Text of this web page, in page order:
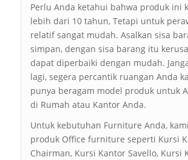
Perlu Anda ketahui bahwa produk ini
lebih dari 10 tahun, Tetapi untuk
relatif sangat mudah. Asalkan sisa
simpan, dengan sisa barang itu
dapat diperbaiki dengan mudah.
lagi, segera percantik ruangan Anda
punya beragam model produk untuk
di Rumah atau Kantor Anda.
Untuk kebutuhan Furniture Anda,
produk Office furniture seperti Kursi
Chairman, Kursi Kantor Savello, Kursi